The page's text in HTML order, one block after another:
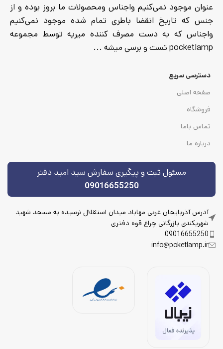
عنوان موجود نمی‌کنیم واجناس ومحصولات ما بروز بوده و از
جنس که تاریخ انقضا باطری تمام شده موجود نمی‌کنیم
واجناس که به دست مصرف کننده میریه توسط مجموعه
pocketlamp تست و برسی میشه ...
دسترسی سریع
صفحه اصلی
فروشگاه
تماس باما
درباره ما
مسئول ثبت و پیگیری سفارش سید امید دفتر
09016655250
آدرس آذربایجان غربی مهاباد میدان استقلال نرسیده به مسجد شهید
شهریکندی بازرگانی چراغ قوه دفتری
09016655250
info@poketlamp.ir